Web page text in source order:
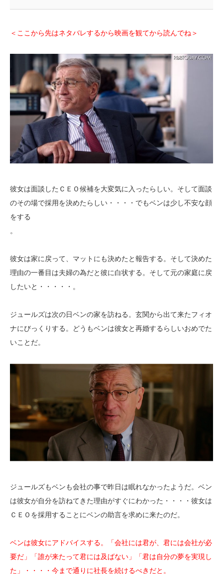
＜ここから先はネタバレするから映画を観てから読んでね＞
彼女は面談したＣＥＯ候補を大変気に入ったらしい。そして面談
のその場で採用を決めたらしい・・・・でもベンは少し不安な顔
をする
。
彼女は家に戻って、マットにも決めたと報告する。そして決めた
理由の一番目は夫婦の為だと彼に白状する。そして元の家庭に戻
したいと・・・・・。
ジュールズは次の日ベンの家を訪ねる。玄関から出て来たフィオ
ナにびっくりする。どうもベンは彼女と再婚するらしいおめでた
いことだ。
ジュールズもベンも会社の事で昨日は眠れなかったようだ。ベン
は彼女が自分を訪ねてきた理由がすぐにわかった・・・・彼女は
ＣＥＯを採用することにベンの助言を求めに来たのだ。
ベンは彼女にアドバイスする。「会社には君が、君には会社が必
要だ」「誰が来たって君には及ばない」「君は自分の夢を実現し
た」・・・・今まで通りに社長を続けるべきだと。